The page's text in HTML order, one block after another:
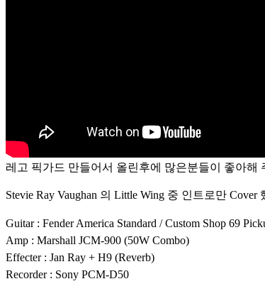
레고 픽가드 만들어서 올린후에 많은분들이 좋아
Stevie Ray Vaughan 의 Little Wing 중 인트로만
Guitar : Fender America Standard / Custom Shop 69
Amp : Marshall JCM-900 (50W Combo)
Effecter : Jan Ray + H9 (Reverb)
Recorder : Sony PCM-D50